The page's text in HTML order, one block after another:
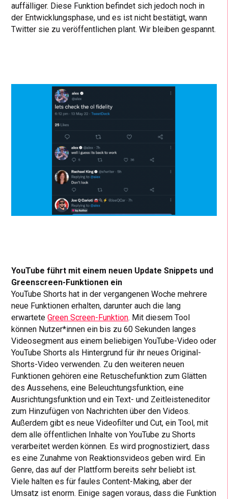
auffälliger. Diese Funktion befindet sich jedoch noch in
der Entwicklungsphase, und es ist nicht bestätigt, wann
Twitter sie zu veröffentlichen plant. Wir bleiben gespannt.
YouTube führt mit einem neuen Update Snippets und
Greenscreen-Funktionen ein
YouTube Shorts hat in der vergangenen Woche mehrere
neue Funktionen erhalten, darunter auch die lang
erwarteteGreen Screen-Funktion. Mit diesem Tool
können Nutzer*innen ein bis zu 60 Sekunden langes
Videosegment aus einem beliebigen YouTube-Video oder
YouTube Shorts als Hintergrund für ihr neues Original-
Shorts-Video verwenden. Zu den weiteren neuen
Funktionen gehören eine Retuschefunktion zum Glätten
des Aussehens, eine Beleuchtungsfunktion, eine
Ausrichtungsfunktion und ein Text- und Zeitleisteneditor
zum Hinzufügen von Nachrichten über den Videos.
Außerdem gibt es neue Videofilter und Cut, ein Tool, mit
dem alle öffentlichen Inhalte von YouTube zu Shorts
verarbeitet werden können. Es wird prognostiziert, dass
es eine Zunahme von Reaktionsvideos geben wird. Ein
Genre, das auf der Plattform bereits sehr beliebt ist.
Viele halten es für faules Content-Making, aber der
Umsatz ist enorm. Einige sagen voraus, dass die Funktion